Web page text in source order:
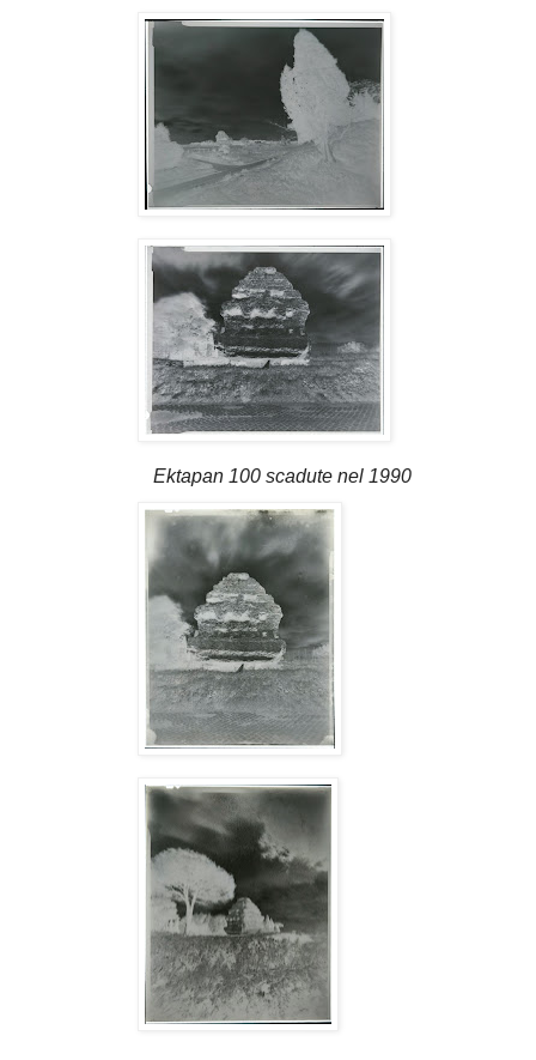
Ektapan 100 scadute nel 1990